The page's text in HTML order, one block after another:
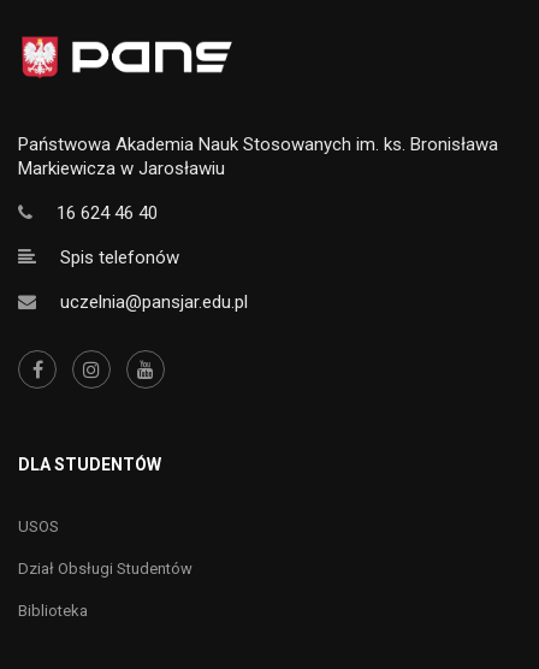
Państwowa Akademia Nauk Stosowanych im. ks. Bronisława
Markiewicza w Jarosławiu
16 624 46 40
Spis telefonów
uczelnia@pansjar.edu.pl
DLA STUDENTÓW
USOS
Dział Obsługi Studentów
Biblioteka